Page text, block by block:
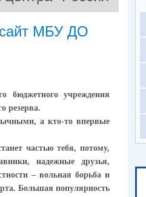
МБУ ДО
бюджетного учреждения
резерва.
а кто-то впервые
частью тебя, потому,
надежные друзья,
– вольная борьба и
Большая популярность